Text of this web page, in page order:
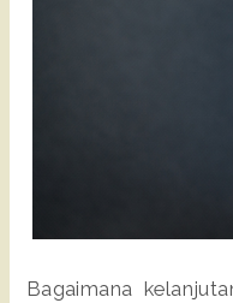
Bagaimana